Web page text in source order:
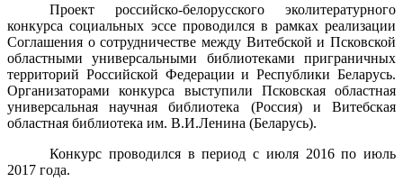
Проект российско-белорусского эколитературного
конкурса социальных эссе проводился в рамках реализации
Соглашения о сотрудничестве между Витебской и Псковской
областными универсальными библиотеками приграничных
территорий Российской Федерации и Республики Беларусь.
Организаторами конкурса выступили Псковская областная
универсальная научная библиотека (Россия) и Витебская
областная библиотека им. В.И.Ленина (Беларусь).
Конкурс проводился в период с июля 2016 по июль
2017 года.